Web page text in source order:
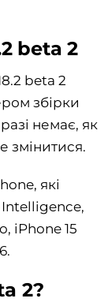
beta 2
beta 2
збірки
немає, як
змінитися.
які
Intelligence,
iPhone 15
2?